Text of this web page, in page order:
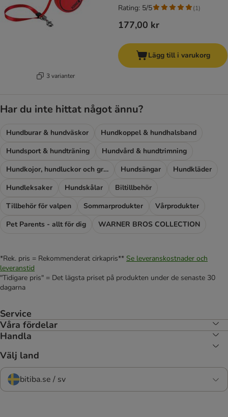
3 varianter
177,00 kr
Rating: 5/5 (1)
Lägg till i varukorg
Har du inte hittat något ännu?
Hundburar & hundväskor
Hundkoppel & hundhalsband
Hundsport & hundträning
Hundvård & hundtrimning
Hundkojor, hundluckor och grindar
Hundsängar
Hundkläder
Hundleksaker
Hundskålar
Biltillbehör
Tillbehör för valpen
Sommarprodukter
Vårprodukter
Pet Parents - allt för dig
WARNER BROS COLLECTION
*Rek. pris = Rekommenderat cirkapris** Se leveranskostnader och
leveranstid
"Tidigare pris" = Det lägsta priset på produkten under de senaste 30
dagarna
Service
Våra fördelar
Handla
Välj land
bitiba.se / sv